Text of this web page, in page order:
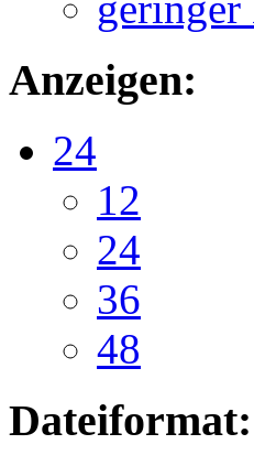
Anzeigen:
24
12
24
36
48
Dateiformat: